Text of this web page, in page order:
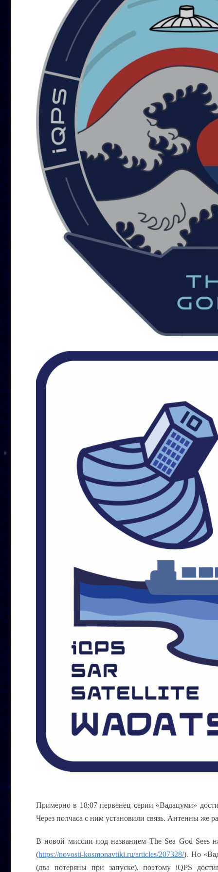
Примерно в 18:07 первенец серии «Вадацуми»
Через полчаса с ним установили связь. Антенны же
В новой миссии под названием The Sea God Sees
(https://novosti-kosmonavtiki.ru/articles/207328/). Но «
(два потеряны при запуске), поэтому iQPS